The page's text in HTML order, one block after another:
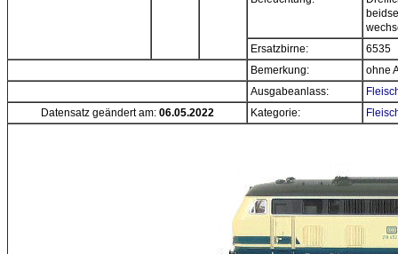
Ersatzbirne:
6535
Bemerkung:
ohne
Ausgabeanlass:
Datensatz geändert am: 06.05.2022 Kategorie: